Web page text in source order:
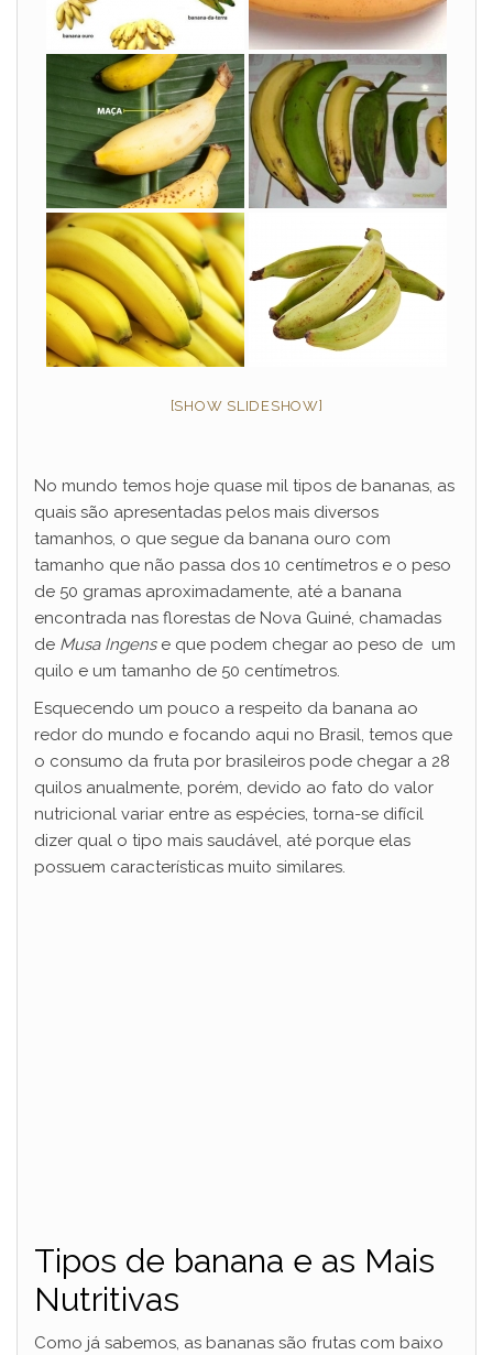
[SHOW SLIDESHOW]
No mundo temos hoje quase mil tipos de bananas, as
quais são apresentadas pelos mais diversos
tamanhos, o que segue da banana ouro com
tamanho que não passa dos 10 centímetros e o peso
de 50 gramas aproximadamente, até a banana
encontrada nas florestas de Nova Guiné, chamadas
de Musa Ingense que podem chegar ao peso de um
quilo e um tamanho de 50 centímetros.
Esquecendo um pouco a respeito da banana ao
redor do mundo e focando aqui no Brasil, temos que
o consumo da fruta por brasileiros pode chegar a 28
quilos anualmente, porém, devido ao fato do valor
nutricional variar entre as espécies, torna-se difícil
dizer qual o tipo mais saudável, até porque elas
possuem características muito similares.
Tipos de banana e as Mais
Nutritivas
Como já sabemos, as bananas são frutas com baixo